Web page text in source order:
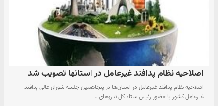
اصلاحیه نظام پدافند غیرعامل در استانها تصویب شد
اصلاحیه نظام پدافند غیرعامل در استان‌ها در پنجاهمین جلسه شورای عالی پدافند
غیرعامل کشور با حضور رئیس ستاد کل نیروهای…